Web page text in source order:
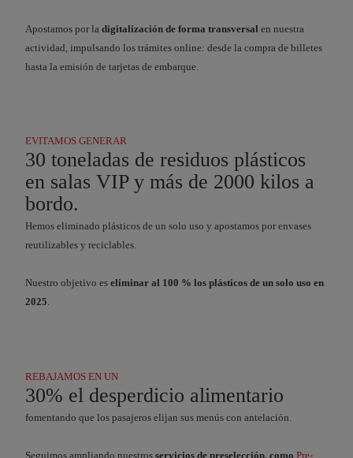
Apostamos por la digitalización de forma transversal en nuestra
actividad, impulsando los trámites online: desde la compra de billetes
hasta la emisión de tarjetas de embarque.
EVITAMOS GENERAR
30 toneladas de residuos plásticos
en salas VIP y más de 2000 kilos a
bordo.
Hemos eliminado plásticos de un solo uso y apostamos por envases
reutilizables y reciclables.
Nuestro objetivo es eliminar al 100 % los plásticos de un solo uso en
2025.
REBAJAMOS EN UN
30% el desperdicio alimentario
fomentando que los pasajeros elijan sus menús con antelación.
Seguimos ampliando nuestros servicios de preselección, como Pre-